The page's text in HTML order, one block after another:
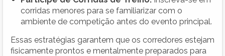
corridas menores para se familiarizar com o
ambiente de competição antes do evento principal.
Essas estratégias garantem que os corredores estejam
fisicamente prontos e mentalmente preparados para